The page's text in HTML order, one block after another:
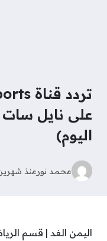
على نايل
اليوم)
محمد نورمنذ
اليمن الغد | قسم